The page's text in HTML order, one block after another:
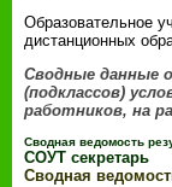
Образовательное
дистанционных
Сводные данные
(подклассов)
работников, на
Сводная ведомость
СОУТ секретарь
Сводная